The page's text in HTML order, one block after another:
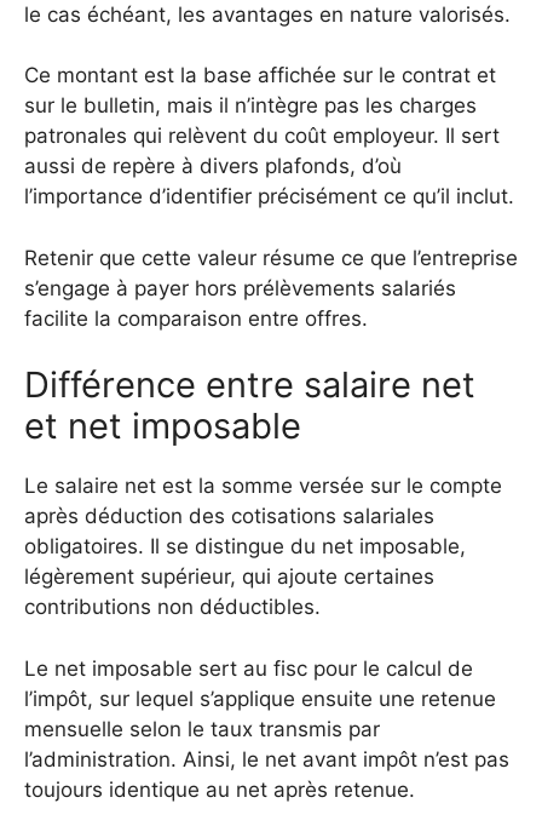
le cas échéant, les avantages en nature valorisés.
Ce montant est la base affichée sur le contrat et
sur le bulletin, mais il n’intègre pas les charges
patronales qui relèvent du coût employeur. Il sert
aussi de repère à divers plafonds, d’où
l’importance d’identifier précisément ce qu’il inclut.
Retenir que cette valeur résume ce que l’entreprise
s’engage à payer hors prélèvements salariés
facilite la comparaison entre offres.
Différence entre salaire net
et net imposable
Le salaire net est la somme versée sur le compte
après déduction des cotisations salariales
obligatoires. Il se distingue du net imposable,
légèrement supérieur, qui ajoute certaines
contributions non déductibles.
Le net imposable sert au fisc pour le calcul de
l’impôt, sur lequel s’applique ensuite une retenue
mensuelle selon le taux transmis par
l’administration. Ainsi, le net avant impôt n’est pas
toujours identique au net après retenue.